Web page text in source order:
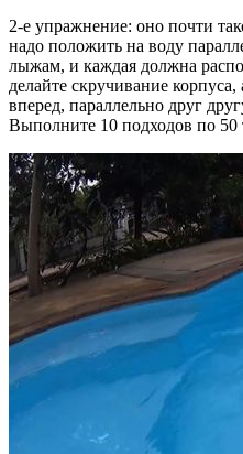
2-е упражнение: оно почти
надо положить на воду
лыжам, и каждая должна
делайте скручивание
вперед, параллельно друг
Выполните 10 подходов по 50